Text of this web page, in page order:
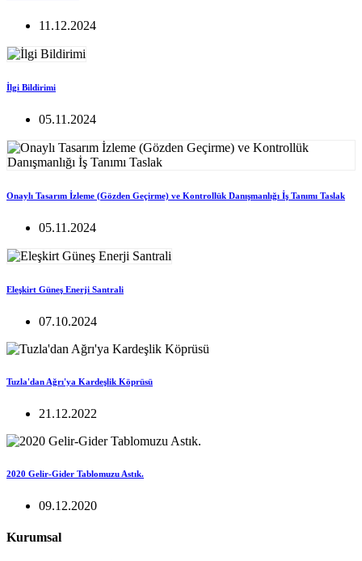
11.12.2024
İlgi Bildirimi
05.11.2024
Onaylı Tasarım İzleme (Gözden Geçirme) ve Kontrollük Danışmanlığı İş Tanımı Taslak
05.11.2024
Eleşkirt Güneş Enerji Santrali
07.10.2024
Tuzla'dan Ağrı'ya Kardeşlik Köprüsü
21.12.2022
2020 Gelir-Gider Tablomuzu Astık.
09.12.2020
Kurumsal